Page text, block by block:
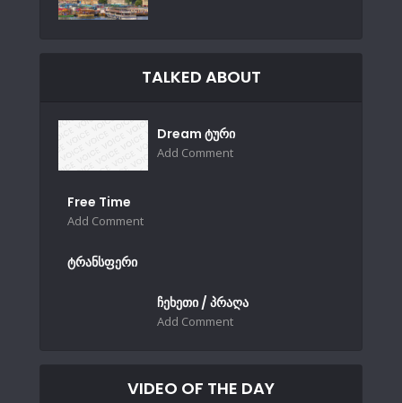
TALKED ABOUT
Dream ტური
Add Comment
Free Time
Add Comment
ტრანსფერი
ჩეხეთი / პრაღა
Add Comment
VIDEO OF THE DAY